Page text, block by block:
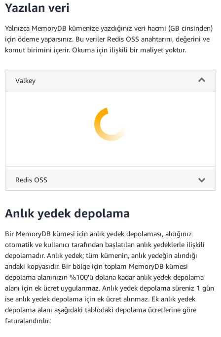
Yazılan veri
Yalnızca MemoryDB kümenize yazdığınız veri hacmi (GB cinsinden)
için ödeme yaparsınız. Bu veriler Redis OSS anahtarını, değerini ve
komut birimini içerir. Okuma için ilişkili bir maliyet yoktur.
Valkey
Redis OSS
Anlık yedek depolama
Bir MemoryDB kümesi için anlık yedek depolaması, aldığınız
otomatik ve kullanıcı tarafından başlatılan anlık yedeklerle ilişkili
depolamadır. Anlık yedek; tüm kümenin, anlık yedeğin alındığı
andaki kopyasıdır. Bir bölge için toplam MemoryDB kümesi
depolama alanınızın %100'ü dolana kadar anlık yedek depolama
alanı için ek ücret uygulanmaz. Anlık yedek depolama süreniz 1 gün
ise anlık yedek depolama için ek ücret alınmaz. Ek anlık yedek
depolama alanı aşağıdaki tablodaki depolama ücretlerine göre
faturalandırılır: